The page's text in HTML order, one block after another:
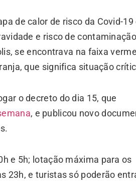
de calor de risco da Covid-19
e risco de
se encontrava na faixa
que significa situação
o decreto do dia 15, que
, e publicou novo
e 5h; lotação máxima para os
23h, e turistas só poderão